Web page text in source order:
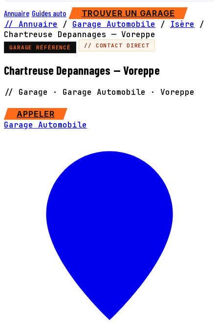
Annuaire Guides auto TROUVER UN GARAGE
// Annuaire / Garage Automobile / Isère
/
Chartreuse Depannages — Voreppe
GARAGE RÉFÉRENCÉ // CONTACT DIRECT
Chartreuse Depannages — Voreppe
// Garage · Garage Automobile · Voreppe
APPELER
Garage Automobile